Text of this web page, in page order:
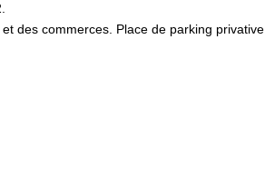
des commerces. Place de parking privative